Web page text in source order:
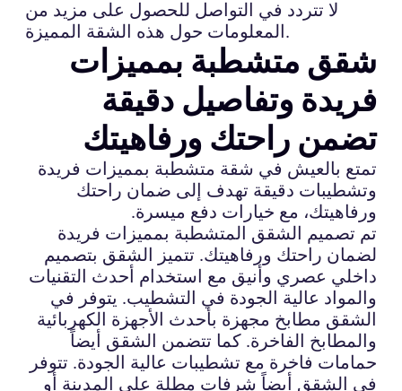
لا تتردد في التواصل للحصول على مزيد من
المعلومات حول هذه الشقة المميزة.
شقق متشطبة بمميزات
فريدة وتفاصيل دقيقة
تضمن راحتك ورفاهيتك
تمتع بالعيش في شقة متشطبة بمميزات فريدة
وتشطيبات دقيقة تهدف إلى ضمان راحتك
ورفاهيتك، مع خيارات دفع ميسرة.
تم تصميم الشقق المتشطبة بمميزات فريدة
لضمان راحتك ورفاهيتك. تتميز الشقق بتصميم
داخلي عصري وأنيق مع استخدام أحدث التقنيات
والمواد عالية الجودة في التشطيب. يتوفر في
الشقق مطابخ مجهزة بأحدث الأجهزة الكهربائية
والمطابخ الفاخرة. كما تتضمن الشقق أيضاً
حمامات فاخرة مع تشطيبات عالية الجودة. تتوفر
في الشقق أيضاً شرفات مطلة على المدينة أو